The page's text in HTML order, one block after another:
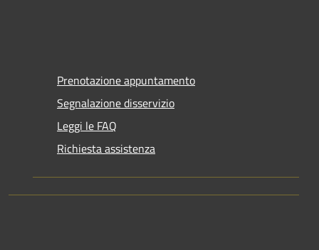
Prenotazione appuntamento
Segnalazione disservizio
Leggi le FAQ
Richiesta assistenza